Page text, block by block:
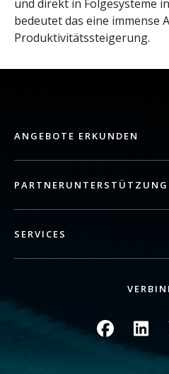
und direkt in Folgesysteme
bedeutet das eine immense
Produktivitätssteigerung.
ANGEBOTE ERKUNDEN
PARTNERUNTERSTÜTZUNG
SERVICES
Bild Bild